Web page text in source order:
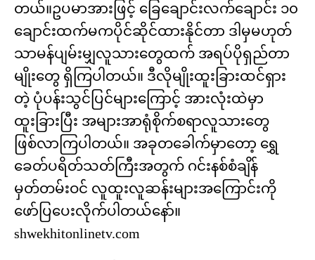
တယ်။ဥပမာအားဖြင့် ခြေချောင်းလက်ချောင်း ၁၀
ချောင်းထက်မကပိုင်ဆိုင်ထားနိုင်တာ ဒါမှမဟုတ်
သာမန်ပျမ်းမျှလူသားတွေထက် အရပ်ပိုရှည်တာ
မျိုးတွေ ရှိကြပါတယ်။ ဒီလိုမျိုးထူးခြားထင်ရှား
တဲ့ ပုံပန်းသွင်ပြင်များကြောင့် အားလုံးထဲမှာ
ထူးခြားပြီး အများအာရုံစိုက်စရာလူသားတွေ
ဖြစ်လာကြပါတယ်။ အခုတခေါက်မှာတော့ ရွှေ
ခေတ်ပရိတ်သတ်ကြီးအတွက် ဂင်းနစ်စံချိန်
မှတ်တမ်းဝင် လူထူးလူဆန်းများအကြောင်းကို
ဖော်ပြပေးလိုက်ပါတယ်နော်။
shwekhitonlinetv.com